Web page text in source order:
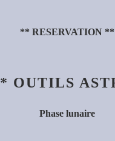
** RESERVATION **
* OUTILS
Phase lunaire